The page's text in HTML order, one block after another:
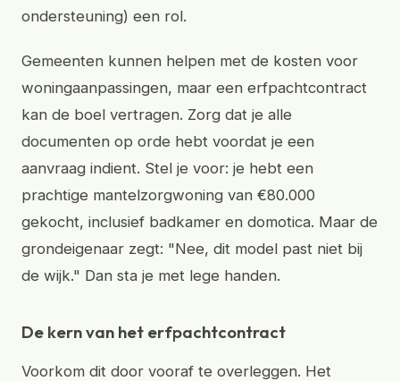
ondersteuning) een rol.
Gemeenten kunnen helpen met de kosten voor
woningaanpassingen, maar een erfpachtcontract
kan de boel vertragen. Zorg dat je alle
documenten op orde hebt voordat je een
aanvraag indient. Stel je voor: je hebt een
prachtige mantelzorgwoning van €80.000
gekocht, inclusief badkamer en domotica. Maar de
grondeigenaar zegt: "Nee, dit model past niet bij
de wijk." Dan sta je met lege handen.
De kern van het erfpachtcontract
Voorkom dit door vooraf te overleggen. Het